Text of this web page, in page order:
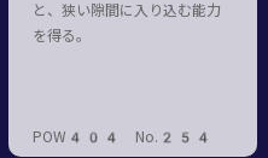
と、狭い隙間に入り込む能力
を得る。
POW404 No.254